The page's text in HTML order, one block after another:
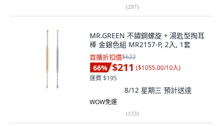
(297)
MR.GREEN 不鏽鋼螺旋 + 湯匙型掏耳
棒 金銀色組 MR2157-P, 2入, 1套
首購折扣價$622
66% $211 ($1055.00/10入)
運費 $195
8/12 星期三 預計送達
WOW免運
(133)